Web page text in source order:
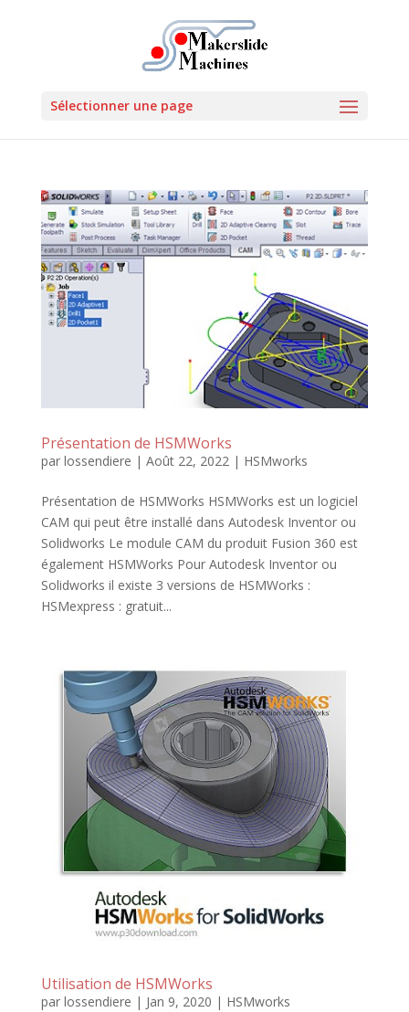
Sélectionner une page
Présentation de HSMWorks
par lossendiere | Août 22, 2022 | HSMworks
Présentation de HSMWorks HSMWorks est un logiciel
CAM qui peut être installé dans Autodesk Inventor ou
Solidworks Le module CAM du produit Fusion 360 est
également HSMWorks Pour Autodesk Inventor ou
Solidworks il existe 3 versions de HSMWorks :
HSMexpress : gratuit...
Utilisation de HSMWorks
par lossendiere | Jan 9, 2020 | HSMworks